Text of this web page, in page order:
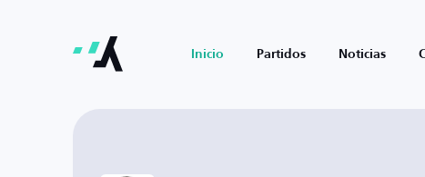
Inicio Partidos Noticias